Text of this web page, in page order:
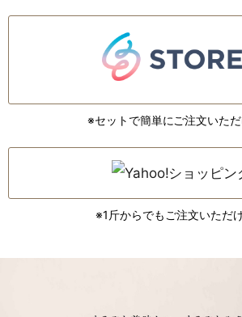
※セットで簡単にご注文いた
※1斤からでもご注文いただ